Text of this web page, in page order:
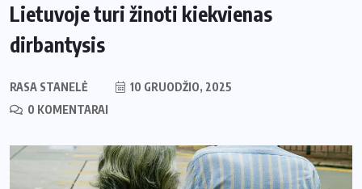
Lietuvoje turi žinoti kiekvienas
dirbantysis
RASA STANELĖ
10 GRUODŽIO, 2025
0 KOMENTARAI